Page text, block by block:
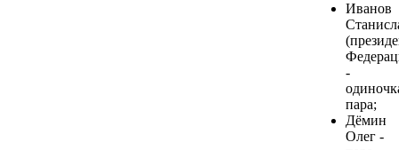
Иванов
-
пара;
Дёмин
Олег -